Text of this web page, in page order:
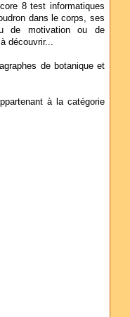
8 test informatiques
dans le corps, ses
de motivation ou de
découvrir...
de botanique et
à la catégorie